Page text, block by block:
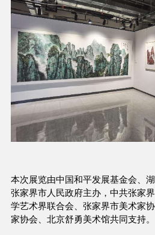
本次展览由中国和平发展基金会、
张家界市人民政府主办，中共张家
学艺术界联合会、张家界市美术家
家协会、北京舒勇美术馆共同支持。